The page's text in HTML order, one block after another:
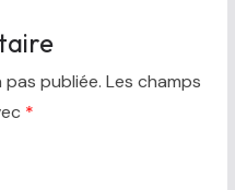
publiée. Les champs
*